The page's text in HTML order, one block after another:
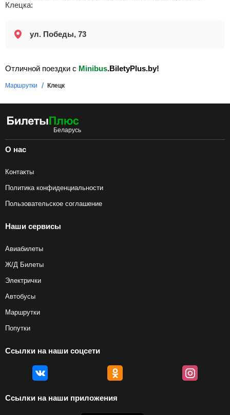
Клецка:
ул. Победы, 73
Отличной поездки с Minibus.BiletyPlus.by!
Маршрутки Клецк
О нас
Контакты
Политика конфиденциальности
Пользовательское соглашение
Наши сервисы
Авиабилеты
Ж/Д Билеты
Электрички
Автобусы
Маршрутки
Попутки
Ссылки на наши соцсети
Ссылки на наши приложения